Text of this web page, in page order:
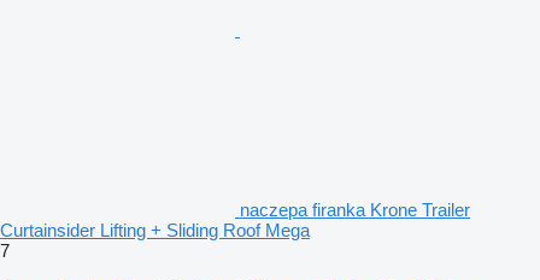
naczepa firanka Krone Trailer
Curtainsider Lifting + Sliding Roof Mega
7